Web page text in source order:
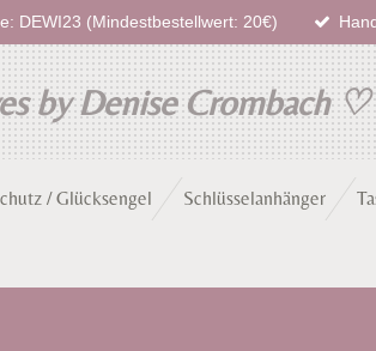
DEWI23 (Mindestbestellwert: 20€)
by Denise Crombach♡
/ Glücksengel Schlüsselanhänger